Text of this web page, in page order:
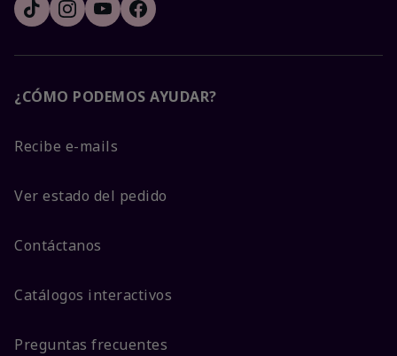
¿CÓMO PODEMOS AYUDAR?
Recibe e-mails
Ver estado del pedido
Contáctanos
Catálogos interactivos
Preguntas frecuentes